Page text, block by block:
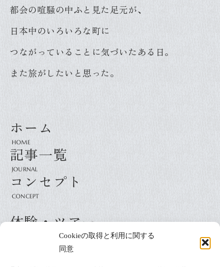
Cookieの取得と利用に関する
同意
都会の喧騒の中ふと見た足元が、
日本中のいろいろな町に
つながっていることに気づいたある日。
また旅がしたいと思った。
ホーム
記事一覧
コンセプト
体験・ツアー
おみやげ